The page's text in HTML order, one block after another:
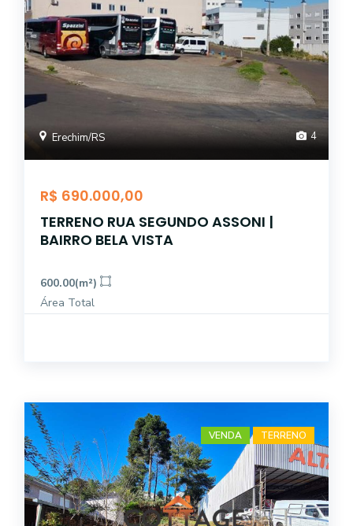
Erechim/RS 4
R$ 690.000,00
TERRENO RUA SEGUNDO ASSONI |
BAIRRO BELA VISTA
600.00(m²)
Área Total
VENDA TERRENO